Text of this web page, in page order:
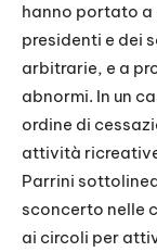
hanno portato a
presidenti e dei
arbitrarie, e a
abnormi. In un
ordine di
attività
Parrini
sconcerto nelle
ai circoli per